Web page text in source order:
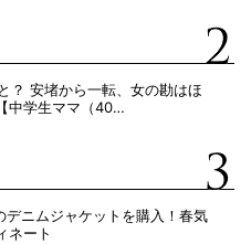
？ 安堵から一転、女の勘はほ
中学生ママ（40…
デニムジャケットを購入！春気
ネート